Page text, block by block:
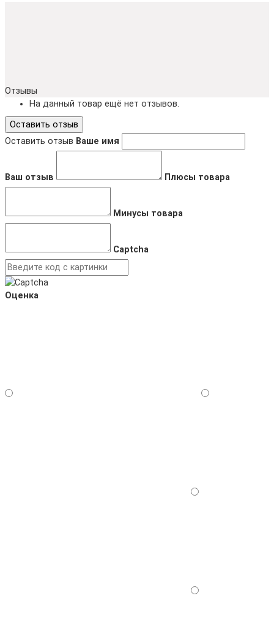
Отзывы
На данный товар ещё нет отзывов.
Оставить отзыв
Оставить отзыв Ваше имя
Ваш отзыв Плюсы товара
Минусы товара
Captcha
Оценка